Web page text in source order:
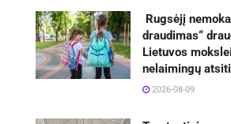
Rugsėjį
draudimas“
Lietuvos
nelaimingų
2026-08-09